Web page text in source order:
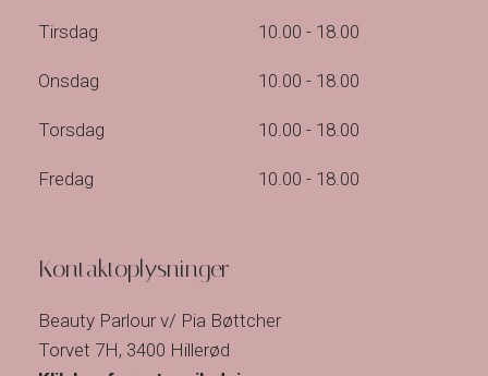
Tirsdag
Onsdag
Torsdag
Fredag
10.00 - 18.00
10.00 - 18.00
10.00 - 18.00
10.00 - 18.00
Kontaktoplysninger
Beauty Parlour v/ Pia Bøttcher
Torvet 7H, 3400 Hillerød